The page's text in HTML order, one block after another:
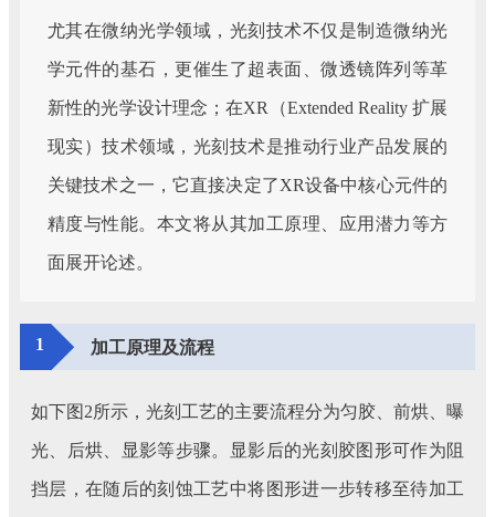
尤其在微纳光学领域，光刻技术不仅是制造微纳光
学元件的基石，更催生了超表面、微透镜阵列等革
新性的光学设计理念；在XR（Extended Reality 扩展
现实）技术领域，光刻技术是推动行业产品发展的
关键技术之一，它直接决定了XR设备中核心元件的
精度与性能。本文将从其加工原理、应用潜力等方
面展开论述。
1 加工原理及流程
如下图2所示，光刻工艺的主要流程分为匀胶、前烘、曝
光、后烘、显影等步骤。显影后的光刻胶图形可作为阻
挡层，在随后的刻蚀工艺中将图形进一步转移至待加工